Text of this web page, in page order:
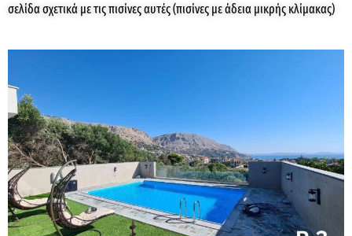
σελίδα σχετικά με τις πισίνες αυτές (πισίνες με άδεια μικρής κλίμακας)